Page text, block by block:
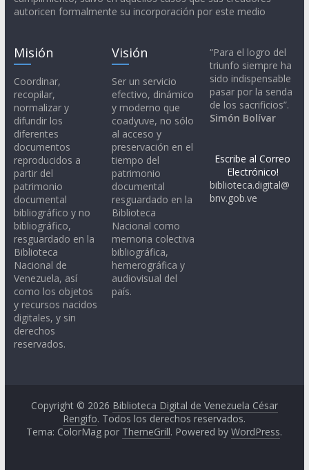
autoricen formalmente su incorporación por este medio
Misión
Coordinar,
recopilar,
normalizar y
difundir los
diferentes
documentos
reproducidos a
partir del
patrimonio
documental
bibliográfico y no
bibliográfico,
resguardado en la
Biblioteca
Nacional de
Venezuela, así
como los objetos
y recursos nacidos
digitales, y sin
derechos
reservados.
Visión
Ser un servicio
efectivo, dinámico
y moderno que
coadyuve, no sólo
al acceso y
preservación en el
tiempo del
patrimonio
documental
resguardado en la
Biblioteca
Nacional como
memoria colectiva
bibliográfica,
hemerográfica y
audiovisual del
país.
“Para el logro del
triunfo siempre ha
sido indispensable
pasar por la senda
de los sacrificios”.
Simón Bolívar
Escribe al Correo
Electrónico!
biblioteca.digital@
bnv.gob.ve
Copyright © 2026 Biblioteca Digital de Venezuela César
Rengifo. Todos los derechos reservados.
Tema: ColorMag por ThemeGrill. Powered byWordPress.